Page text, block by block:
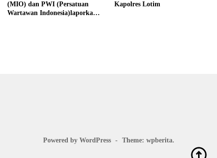
(MIO) dan PWI (Persatuan
Wartawan Indonesia)laporkan
Kapolres Lotim
Powered by WordPress - Theme: wpberita.